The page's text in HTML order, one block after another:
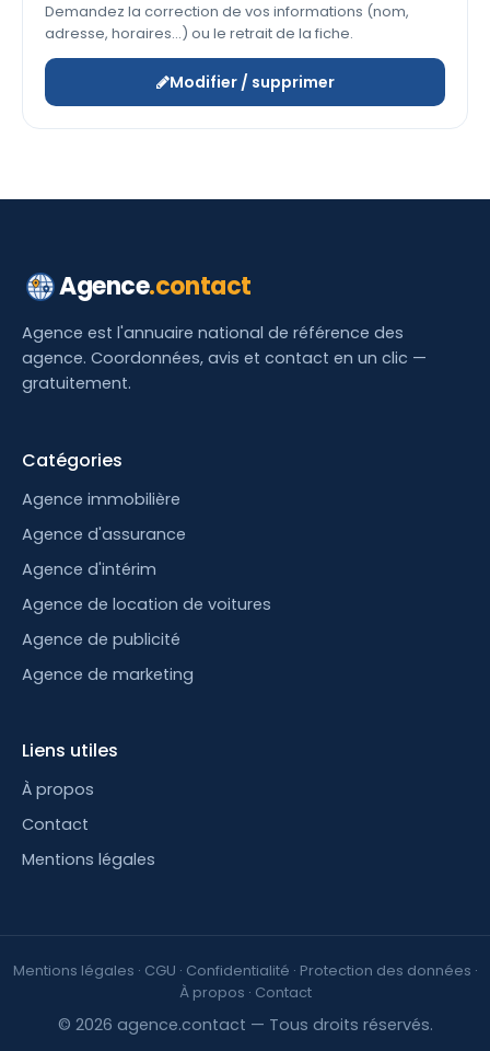
Demandez la correction de vos informations (nom,
adresse, horaires…) ou le retrait de la fiche.
Modifier / supprimer
Agence.contact
Agence est l'annuaire national de référence des
agence. Coordonnées, avis et contact en un clic —
gratuitement.
Catégories
Agence immobilière
Agence d'assurance
Agence d'intérim
Agence de location de voitures
Agence de publicité
Agence de marketing
Liens utiles
À propos
Contact
Mentions légales
Mentions légales · CGU · Confidentialité · Protection des données ·
À propos · Contact
© 2026 agence.contact — Tous droits réservés.